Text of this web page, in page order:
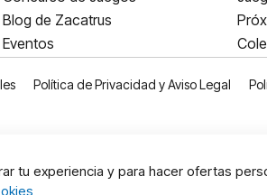
Blog de Zacatrus
Eventos
Política de Privacidad y Aviso Legal
tu experiencia y para hacer ofertas